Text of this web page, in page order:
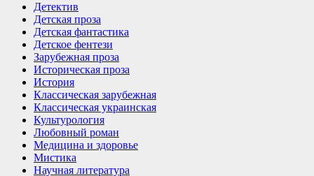
Детектив
Детская проза
Детская фантастика
Детское фентези
Зарубежная проза
Историческая проза
История
Классическая зарубежная
Классическая украинская
Культурология
Любовный роман
Медицина и здоровье
Мистика
Научная литература